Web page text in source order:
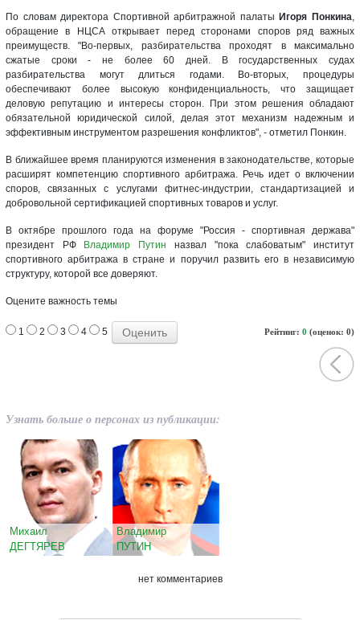
По словам директора Спортивной арбитражной палаты Игоря Понкина,
обращение в НЦСА открывает перед сторонами споров ряд важных
преимуществ. "Во-первых, разбирательства проходят в максимально
сжатые сроки - не более 60 дней. В государственных судах
разбирательства могут длиться годами. Во-вторых, процедуры
обеспечивают более высокую конфиденциальность, что защищает
деловую репутацию и интересы сторон. При этом решения обладают
обязательной юридической силой, делая этот механизм надежным и
эффективным инструментом разрешения конфликтов", - отметил Понкин.
В ближайшее время планируются изменения в законодательстве, которые
расширят компетенцию спортивного арбитража. Речь идет о включении
споров, связанных с услугами фитнес-индустрии, стандартизацией и
добровольной сертификацией спортивных товаров и услуг.
В октябре прошлого года на форуме "Россия - спортивная держава"
президент РФ
Владимир Путин назвал "пока слабоватым" институт
спортивного арбитража в стране и поручил развить его в независимую
структуру, которой все доверяют.
Оцените важность темы
Рейтинг: 0 (оценок: 0)
1 2 3 4 5
Узнать больше о персонах из публикации:
Михаил
ДЕГТЯРЕВ
Владимир
ПУТИН
нет комментариев